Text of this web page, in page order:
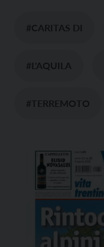
#CARITAS DI
#L'AQUILA
#TERREMOTO